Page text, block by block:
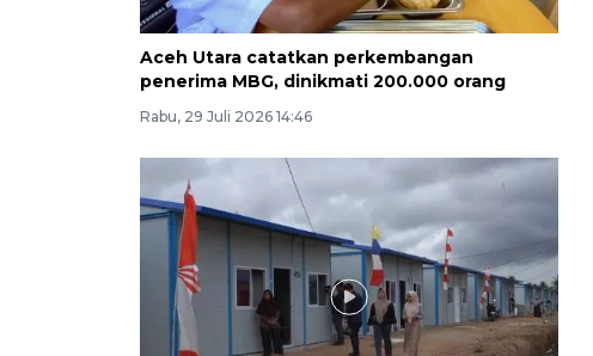
Aceh Utara catatkan perkembangan
penerima MBG, dinikmati 200.000 orang
Rabu, 29 Juli 2026 14:46